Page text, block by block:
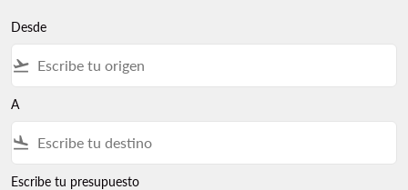
Desde
flight_takeoff
A
flight_land
Escribe tu presupuesto